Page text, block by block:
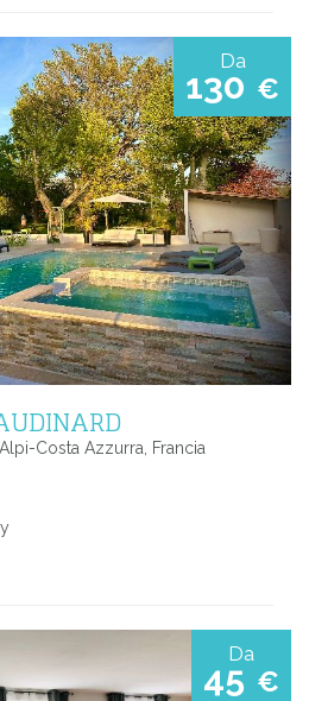
Da
130 €
Costa Azzurra, Francia
Da
45 €